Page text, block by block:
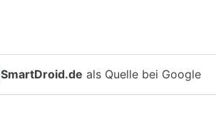
SmartDroid.de als Quelle bei Google